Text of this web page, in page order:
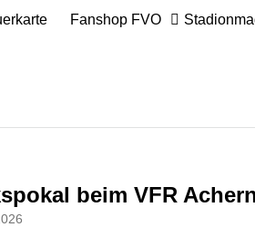
Fanshop FVO
beim VFR